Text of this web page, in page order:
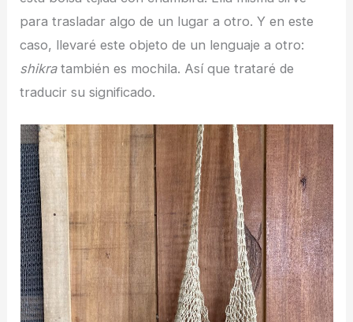
para trasladar algo de un lugar a otro. Y en este
caso, llevaré este objeto de un lenguaje a otro:
shikratambién es mochila. Así que trataré de
traducir su significado.